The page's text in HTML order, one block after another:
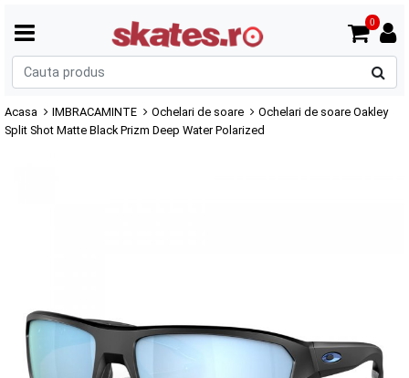
0
Acasa IMBRACAMINTE Ochelari de soare
Ochelari de soare Oakley
Split Shot Matte Black Prizm Deep Water Polarized